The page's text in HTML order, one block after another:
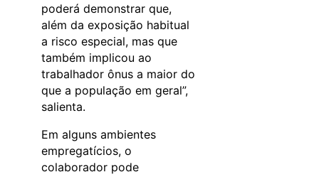
poderá demonstrar que,
além da exposição habitual
a risco especial, mas que
também implicou ao
trabalhador ônus a maior do
que a população em geral”,
salienta.
Em alguns ambientes
empregatícios, o
colaborador pode